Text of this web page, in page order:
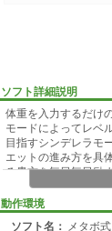
ソフト詳細説明
体重を入力するだけ
モードによってレベ
目指すシンデレラモ
エットの進み方を具
る貴方を毎日毎日励
にします。掲示板/
動作環境
ソフト名： メタボ式